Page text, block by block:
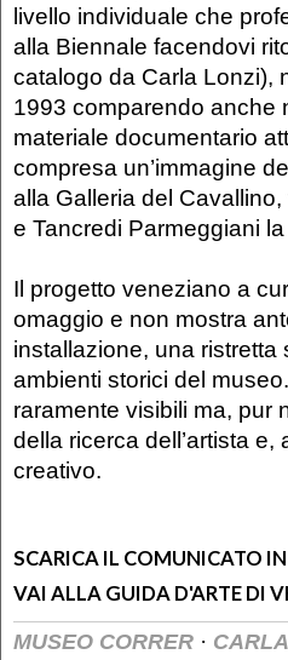
livello individuale che
alla Biennale facendovi
catalogo da Carla Lonzi),
1993 comparendo anche
materiale documentario
compresa un’immagine
alla Galleria del
e Tancredi Parmeggiani
Il progetto veneziano a
omaggio e non mostra
installazione, una
ambienti storici del
raramente visibili ma, pur
della ricerca dell’artista
creativo.
SCARICA IL COMUNICATO
VAI ALLA GUIDA D'ARTE DI
MUSEO CORRER ·